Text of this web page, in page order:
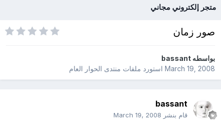
متجر إلكتروني مجاني
صور زمان
بواسطهbassant
March 19, 2008استورد ملفات منتدى الحوار العام
bassant
قام بنشر March 19, 2008